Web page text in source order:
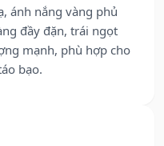
ánh nắng vàng phủ
đầy đặn, trái ngọt
mạnh, phù hợp cho
bạo.